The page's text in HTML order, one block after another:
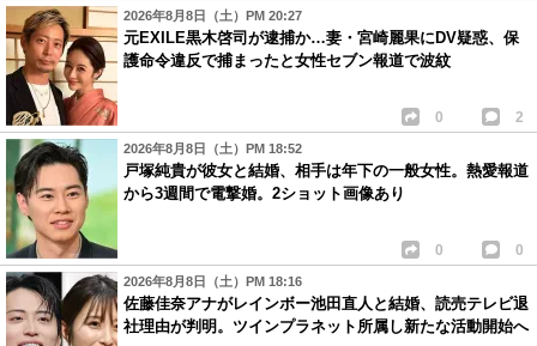
2026年8月8日（土）PM 20:27
元EXILE黒木啓司が逮捕か…妻・宮崎麗果にDV疑惑、保
護命令違反で捕まったと女性セブン報道で波紋
0 2
2026年8月8日（土）PM 18:52
戸塚純貴が彼女と結婚、相手は年下の一般女性。熱愛報道
から3週間で電撃婚。2ショット画像あり
0 0
2026年8月8日（土）PM 18:16
佐藤佳奈アナがレインボー池田直人と結婚、読売テレビ退
社理由が判明。ツインプラネット所属し新たな活動開始へ